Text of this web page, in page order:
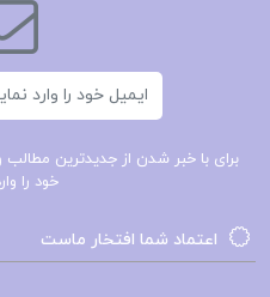
خرید کتاب فروپاشی جرد
برای با خبر شدن از جدیدترین
خود را
اعتماد شما افتخار ماست